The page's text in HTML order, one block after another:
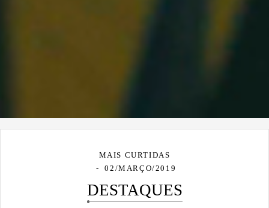
MAIS CURTIDAS
02/MARÇO/2019
DESTAQUES